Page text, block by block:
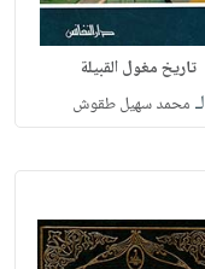
تاريخ مغول القبيلة
لـ محمد سهيل طقوش